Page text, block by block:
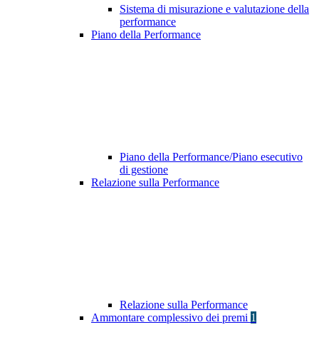
Sistema di misurazione e valutazione della
performance
Piano della Performance
Piano della Performance/Piano esecutivo
di gestione
Relazione sulla Performance
Relazione sulla Performance
Ammontare complessivo dei premi 1